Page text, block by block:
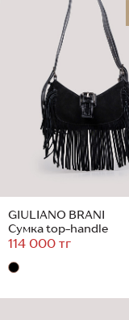
GIULIANO BRANI
Сумка top-handle
114 000 тг